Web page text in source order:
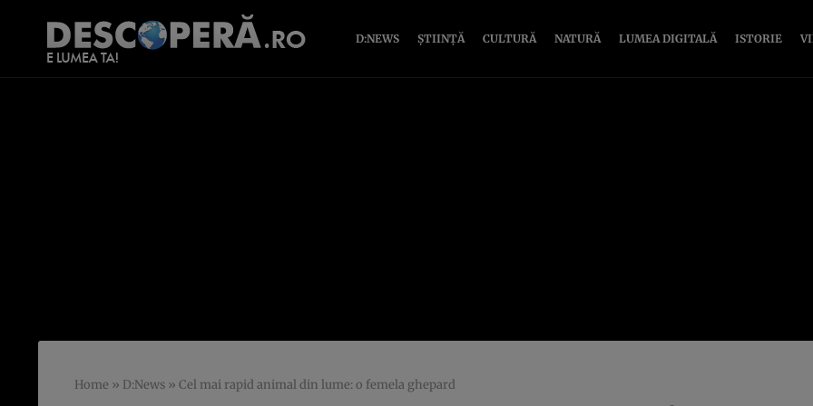
D:NEWS ȘTIINȚĂ CULTURĂ NATURĂ LUMEA DIGITALĂ ISTORIE
Home » D:News » Cel mai rapid animal din lume: o femela ghepard